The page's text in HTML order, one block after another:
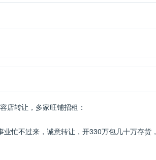
店转让，​多家旺铺招租：
忙不过来，诚意转让，开330万包几十万存货，